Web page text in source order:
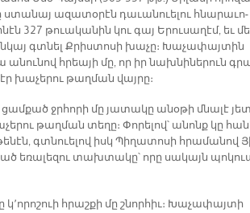
ստա­նայ ա­զա­տօ­րէն դա­ւա­նուե­լու հնա­րա­ւո­
327 թուա­կա­նին կու գայ Ե­րու­սա­ղէմ, եւ
գտնել Քրիս­տո­սի խա­չը։ Խա­չա­փայ­տին
ա­նու­նով հրեա­յի մը, որ իր նախ­նի­նե­րուն
խա­չե­րու թաղ­ման վայ­րը։
ջրհո­րի մը յա­տա­կը ա­նօ­թի մնա­լէ
թաղ­ման տե­ղը։ Փո­րե­լով՝ ա­նոնք կը
գտնուե­լով իսկ Պի­ղա­տո­սի հրա­մա­նով
ե­ռա­լե­զու տախ­տա­կը՝ ո­րը սա­կայն
հրաշ­քի մը շնոր­հիւ։ Խա­չա­փայ­տի